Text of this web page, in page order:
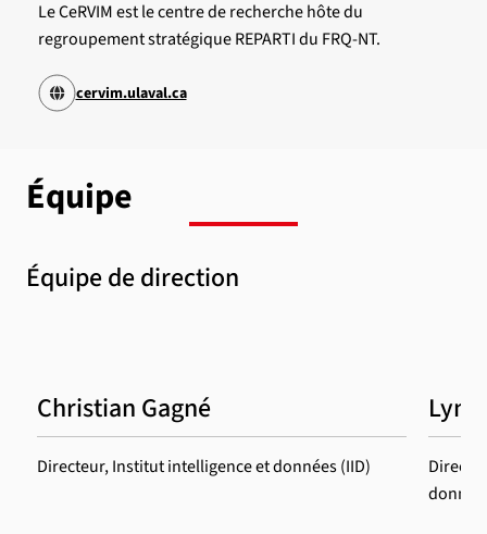
Équipe
Équipe de direction
Christian Gagné
Directeur, Institut intelligence et données (IID)
Le CeRVIM est le centre de recherche hôte du
regroupement stratégique REPARTI du FRQ-NT.
cervim.ulaval.ca